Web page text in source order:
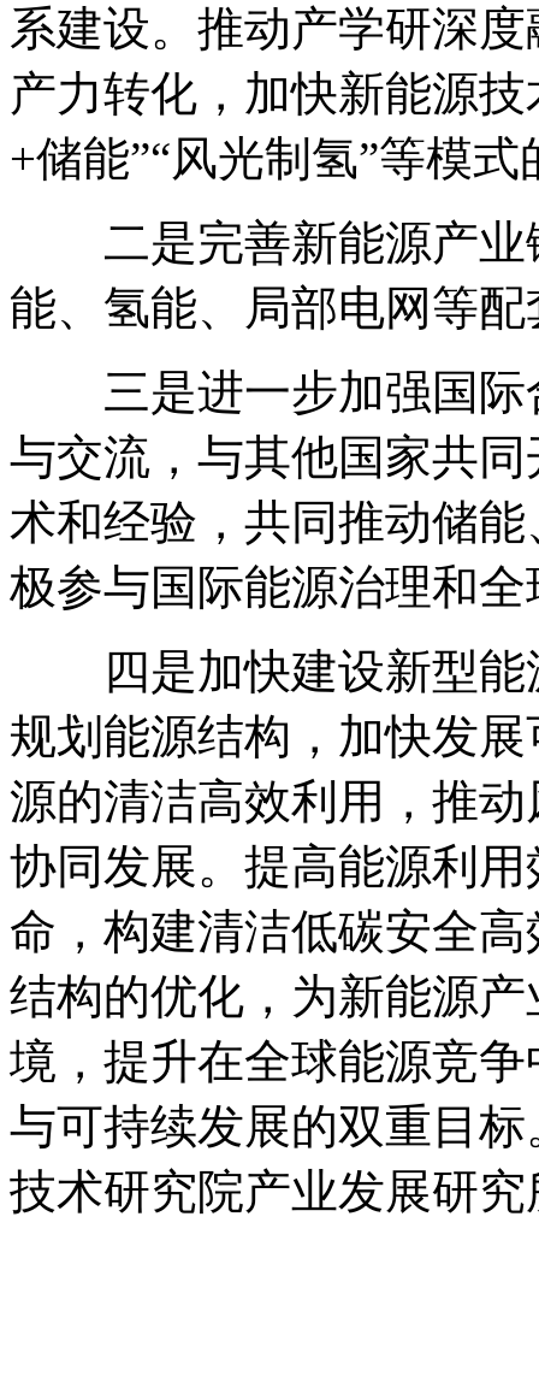
系建设。推动产学研深
产力转化，加快新能源
+储能”“风光制氢”等模
二是完善新能源产业
能、氢能、局部电网等
三是进一步加强国际
与交流，与其他国家共
术和经验，共同推动储
极参与国际能源治理和
四是加快建设新型能
规划能源结构，加快发
源的清洁高效利用，推
协同发展。提高能源利
命，构建清洁低碳安全
结构的优化，为新能源
境，提升在全球能源竞
与可持续发展的双重目
技术研究院产业发展研究